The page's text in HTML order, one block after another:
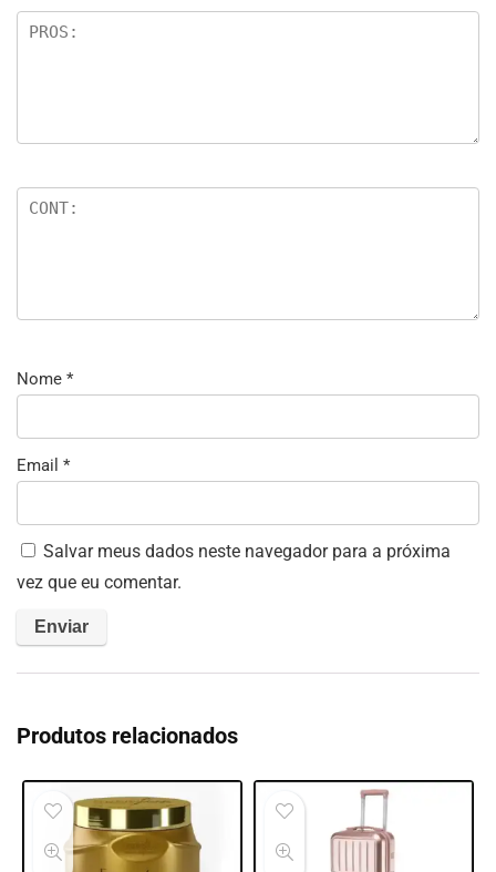
Nome *
Email *
Salvar meus dados neste navegador para a próxima
vez que eu comentar.
Produtos relacionados